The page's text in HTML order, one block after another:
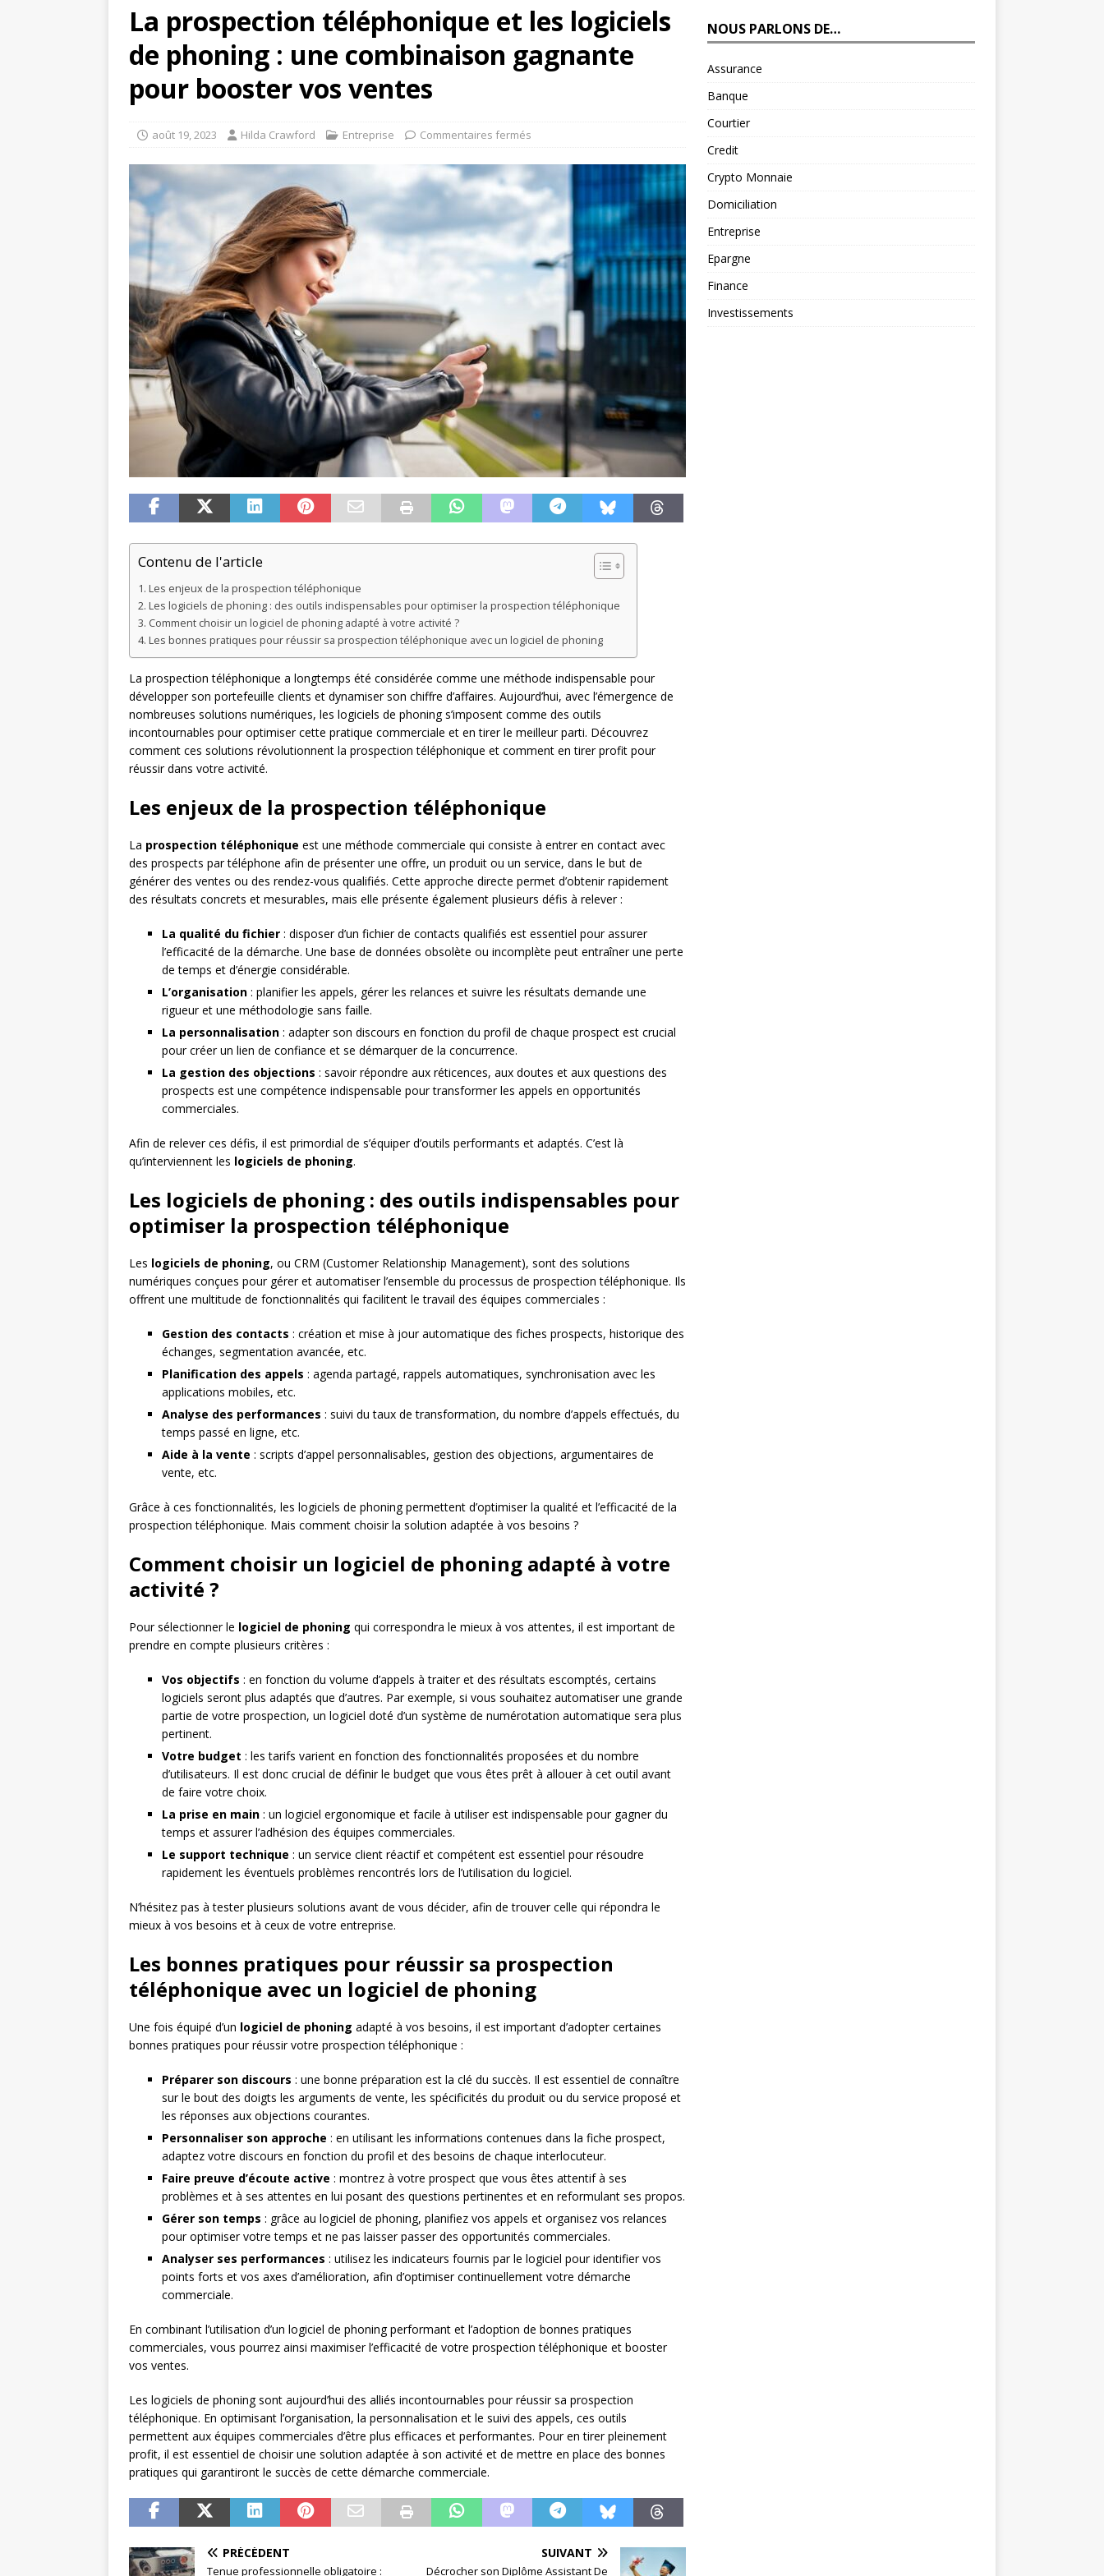
La prospection téléphonique et les logiciels
de phoning : une combinaison gagnante
pour booster vos ventes
août 19, 2023 Hilda Crawford Entreprise Commentaires fermés
Contenu de l'article
Les enjeux de la prospection téléphonique
Les logiciels de phoning : des outils indispensables pour optimiser la prospection téléphonique
Comment choisir un logiciel de phoning adapté à votre activité ?
Les bonnes pratiques pour réussir sa prospection téléphonique avec un logiciel de phoning
La prospection téléphonique a longtemps été considérée comme une méthode indispensable pour
développer son portefeuille clients et dynamiser son chiffre d’affaires. Aujourd’hui, avec l’émergence de
nombreuses solutions numériques, les logiciels de phoning s’imposent comme des outils
incontournables pour optimiser cette pratique commerciale et en tirer le meilleur parti. Découvrez
comment ces solutions révolutionnent la prospection téléphonique et comment en tirer profit pour
réussir dans votre activité.
Les enjeux de la prospection téléphonique
La prospection téléphonique est une méthode commerciale qui consiste à entrer en contact avec
des prospects par téléphone afin de présenter une offre, un produit ou un service, dans le but de
générer des ventes ou des rendez-vous qualifiés. Cette approche directe permet d’obtenir rapidement
des résultats concrets et mesurables, mais elle présente également plusieurs défis à relever :
La qualité du fichier : disposer d’un fichier de contacts qualifiés est essentiel pour assurer
l’efficacité de la démarche. Une base de données obsolète ou incomplète peut entraîner une perte
de temps et d’énergie considérable.
L’organisation : planifier les appels, gérer les relances et suivre les résultats demande une
rigueur et une méthodologie sans faille.
La personnalisation : adapter son discours en fonction du profil de chaque prospect est crucial
pour créer un lien de confiance et se démarquer de la concurrence.
La gestion des objections : savoir répondre aux réticences, aux doutes et aux questions des
prospects est une compétence indispensable pour transformer les appels en opportunités
commerciales.
Afin de relever ces défis, il est primordial de s’équiper d’outils performants et adaptés. C’est là
qu’interviennent les logiciels de phoning.
Les logiciels de phoning : des outils indispensables pour
optimiser la prospection téléphonique
Les logiciels de phoning, ou CRM (Customer Relationship Management), sont des solutions
numériques conçues pour gérer et automatiser l’ensemble du processus de prospection téléphonique. Ils
offrent une multitude de fonctionnalités qui facilitent le travail des équipes commerciales :
Gestion des contacts : création et mise à jour automatique des fiches prospects, historique des
échanges, segmentation avancée, etc.
Planification des appels : agenda partagé, rappels automatiques, synchronisation avec les
applications mobiles, etc.
Analyse des performances : suivi du taux de transformation, du nombre d’appels effectués, du
temps passé en ligne, etc.
Aide à la vente : scripts d’appel personnalisables, gestion des objections, argumentaires de
vente, etc.
Grâce à ces fonctionnalités, les logiciels de phoning permettent d’optimiser la qualité et l’efficacité de la
prospection téléphonique. Mais comment choisir la solution adaptée à vos besoins ?
Comment choisir un logiciel de phoning adapté à votre
activité ?
Pour sélectionner le logiciel de phoning qui correspondra le mieux à vos attentes, il est important de
prendre en compte plusieurs critères :
Vos objectifs : en fonction du volume d’appels à traiter et des résultats escomptés, certains
logiciels seront plus adaptés que d’autres. Par exemple, si vous souhaitez automatiser une grande
partie de votre prospection, un logiciel doté d’un système de numérotation automatique sera plus
pertinent.
Votre budget : les tarifs varient en fonction des fonctionnalités proposées et du nombre
d’utilisateurs. Il est donc crucial de définir le budget que vous êtes prêt à allouer à cet outil avant
de faire votre choix.
La prise en main : un logiciel ergonomique et facile à utiliser est indispensable pour gagner du
temps et assurer l’adhésion des équipes commerciales.
Le support technique : un service client réactif et compétent est essentiel pour résoudre
rapidement les éventuels problèmes rencontrés lors de l’utilisation du logiciel.
N’hésitez pas à tester plusieurs solutions avant de vous décider, afin de trouver celle qui répondra le
mieux à vos besoins et à ceux de votre entreprise.
Les bonnes pratiques pour réussir sa prospection
téléphonique avec un logiciel de phoning
Une fois équipé d’un logiciel de phoning adapté à vos besoins, il est important d’adopter certaines
bonnes pratiques pour réussir votre prospection téléphonique :
Préparer son discours : une bonne préparation est la clé du succès. Il est essentiel de connaître
sur le bout des doigts les arguments de vente, les spécificités du produit ou du service proposé et
les réponses aux objections courantes.
Personnaliser son approche : en utilisant les informations contenues dans la fiche prospect,
adaptez votre discours en fonction du profil et des besoins de chaque interlocuteur.
Faire preuve d’écoute active : montrez à votre prospect que vous êtes attentif à ses
problèmes et à ses attentes en lui posant des questions pertinentes et en reformulant ses propos.
Gérer son temps : grâce au logiciel de phoning, planifiez vos appels et organisez vos relances
pour optimiser votre temps et ne pas laisser passer des opportunités commerciales.
Analyser ses performances : utilisez les indicateurs fournis par le logiciel pour identifier vos
points forts et vos axes d’amélioration, afin d’optimiser continuellement votre démarche
commerciale.
En combinant l’utilisation d’un logiciel de phoning performant et l’adoption de bonnes pratiques
commerciales, vous pourrez ainsi maximiser l’efficacité de votre prospection téléphonique et booster
vos ventes.
Les logiciels de phoning sont aujourd’hui des alliés incontournables pour réussir sa prospection
téléphonique. En optimisant l’organisation, la personnalisation et le suivi des appels, ces outils
permettent aux équipes commerciales d’être plus efficaces et performantes. Pour en tirer pleinement
profit, il est essentiel de choisir une solution adaptée à son activité et de mettre en place des bonnes
pratiques qui garantiront le succès de cette démarche commerciale.
PRÉCÉDENT
Tenue professionnelle obligatoire :
SUIVANT
Décrocher son Diplôme Assistant De
NOUS PARLONS DE…
Assurance
Banque
Courtier
Credit
Crypto Monnaie
Domiciliation
Entreprise
Epargne
Finance
Investissements